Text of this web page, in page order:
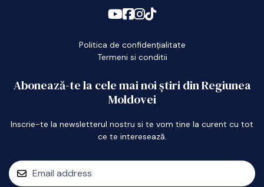
Politica de confidențialitate
Termeni si conditii
Abonează-te la cele mai noi știri din Regiunea
Moldovei
Inscrie-te la newsletterul nostru si te vom tine la curent cu tot
ce te interesează.